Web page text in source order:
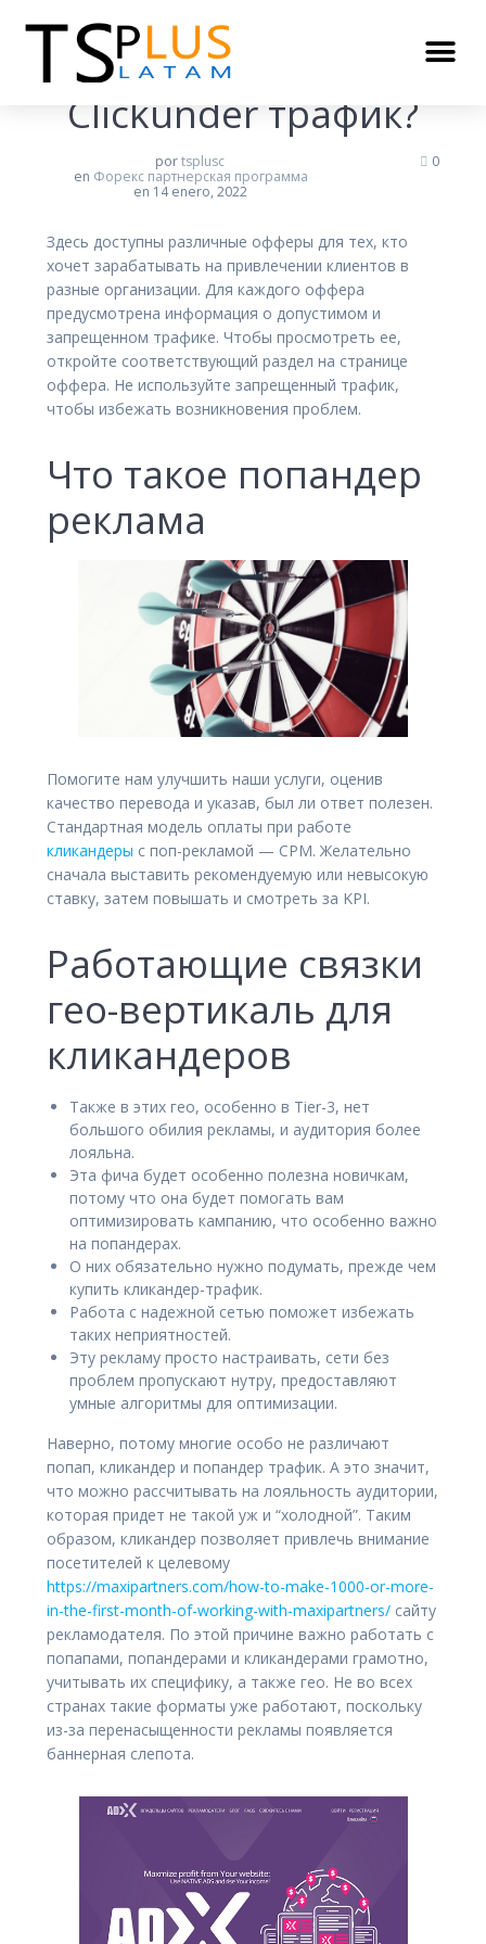
Что такое кликандер
Clickunder трафик?
portsplusc
en Форекс партнерская программа
en 14 enero, 2022
0
Здесь доступны различные офферы для тех, кто
хочет зарабатывать на привлечении клиентов в
разные организации. Для каждого оффера
предусмотрена информация о допустимом и
запрещенном трафике. Чтобы просмотреть ее,
откройте соответствующий раздел на странице
оффера. Не используйте запрещенный трафик,
чтобы избежать возникновения проблем.
Что такое попандер
реклама
Помогите нам улучшить наши услуги, оценив
качество перевода и указав, был ли ответ полезен.
Стандартная модель оплаты при работе
кликандеры с поп-рекламой — CPM. Желательно
сначала выставить рекомендуемую или невысокую
ставку, затем повышать и смотреть за KPI.
Работающие связки
гео-вертикаль для
кликандеров
Также в этих гео, особенно в Tier-3, нет
большого обилия рекламы, и аудитория более
лояльна.
Эта фича будет особенно полезна новичкам,
потому что она будет помогать вам
оптимизировать кампанию, что особенно важно
на попандерах.
О них обязательно нужно подумать, прежде чем
купить кликандер-трафик.
Работа с надежной сетью поможет избежать
таких неприятностей.
Эту рекламу просто настраивать, сети без
проблем пропускают нутру, предоставляют
умные алгоритмы для оптимизации.
Наверно, потому многие особо не различают
попап, кликандер и попандер трафик. А это значит,
что можно рассчитывать на лояльность аудитории,
которая придет не такой уж и “холодной”. Таким
образом, кликандер позволяет привлечь внимание
посетителей к целевому
https://maxipartners.com/how-to-make-1000-or-more-
in-the-first-month-of-working-with-maxipartners/ сайту
рекламодателя. По этой причине важно работать с
попапами, попандерами и кликандерами грамотно,
учитывать их специфику, а также гео. Не во всех
странах такие форматы уже работают, поскольку
из-за перенасыщенности рекламы появляется
баннерная слепота.